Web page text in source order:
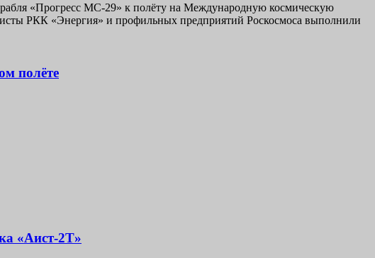
«Прогресс МС-29» к полёту на Международную космическую
РКК «Энергия» и профильных предприятий Роскосмоса выполнили
полёте
«Аист-2Т»